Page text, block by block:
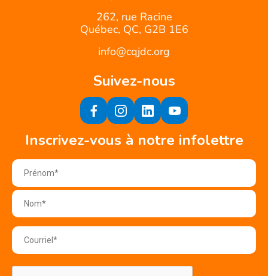
262, rue Racine
Québec, QC, G2B 1E6
info@cqjdc.org
Suivez-nous
Inscrivez-vous à notre infolettre